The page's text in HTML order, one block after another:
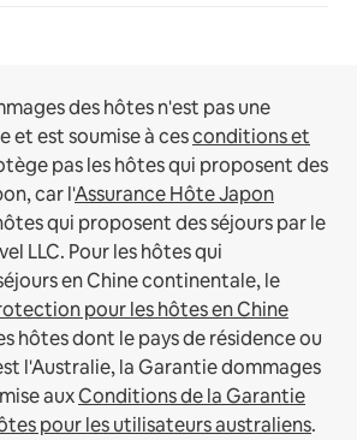
des hôtes n'est pas une
et est soumise à cesconditions et
pas les hôtes qui proposent des
car l'Assurance Hôte Japon
qui proposent des séjours par le
LLC. Pour les hôtes qui
en Chine continentale, le
pour les hôtes en Chine
hôtes dont le pays de résidence ou
l'Australie, la Garantie dommages
auxConditions de la Garantie
pour les utilisateurs australiens.